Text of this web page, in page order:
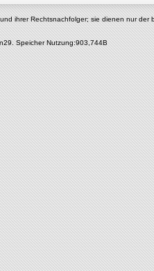
ihrer Rechtsnachfolger; sie dienen nur der
Speicher Nutzung:903,744B